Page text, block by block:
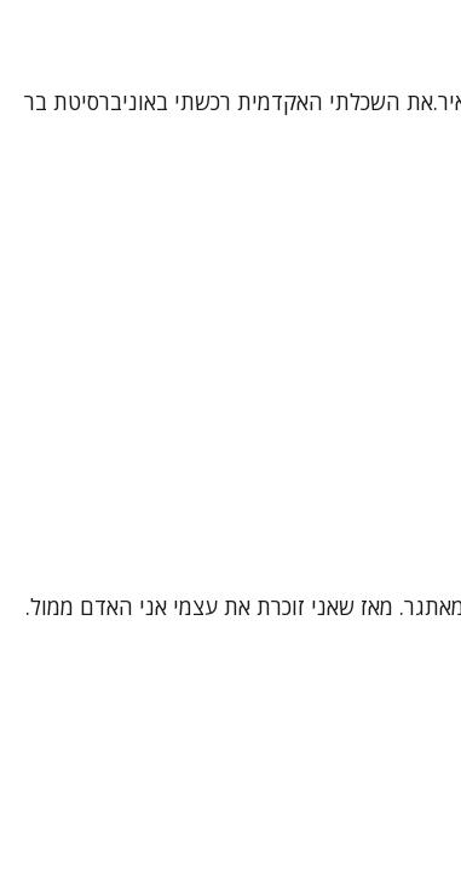
השכלתי האקדמית רכשתי באוניברסיטת בר
מאז שאני זוכרת את עצמי אני האדם ממול.